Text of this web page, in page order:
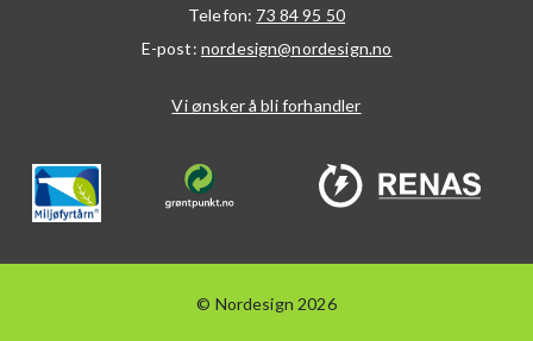
Telefon: 73 84 95 50
E-post: nordesign@nordesign.no
Vi ønsker å bli forhandler
© Nordesign 2026